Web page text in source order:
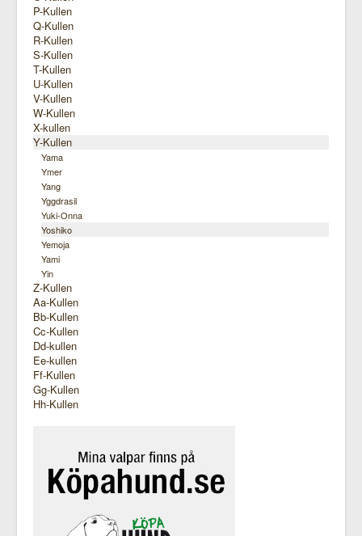
P-Kullen
Q-Kullen
R-Kullen
S-Kullen
T-Kullen
U-Kullen
V-Kullen
W-Kullen
X-kullen
Y-Kullen
Yama
Ymer
Yang
Yggdrasil
Yuki-Onna
Yoshiko
Yemoja
Yami
Yin
Z-Kullen
Aa-Kullen
Bb-Kullen
Cc-Kullen
Dd-kullen
Ee-kullen
Ff-Kullen
Gg-Kullen
Hh-Kullen